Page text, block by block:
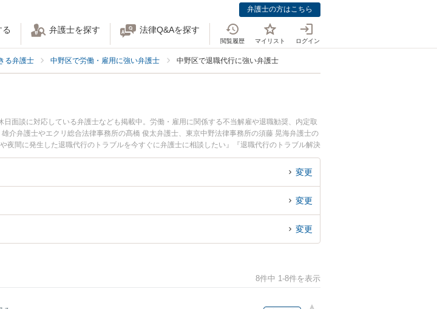
弁護士の方はこちら
弁護士を探す 法律Q&Aを探す
閲覧履歴 マイリスト ログイン
る弁護士 中野区で労働・雇用に強い弁護士 中野区で退職代行に強い弁護士
面談に対応している弁護士なども掲載中。労働・雇用に関係する不当解雇や退職勧奨、内定取
介弁護士やエクリ総合法律事務所の髙橋 俊太弁護士、東京中野法律事務所の須藤 晃海弁護士の
間に発生した退職代行のトラブルを今すぐに弁護士に相談したい』『退職代行のトラブル解決
る中野区内の弁護士に相談予約したい』などでお困りの相談者さんにおすすめです。
変更
変更
変更
8件中 1-8件を表示